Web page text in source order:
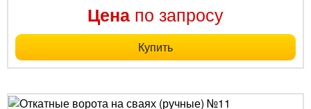
Цена по запросу
Купить